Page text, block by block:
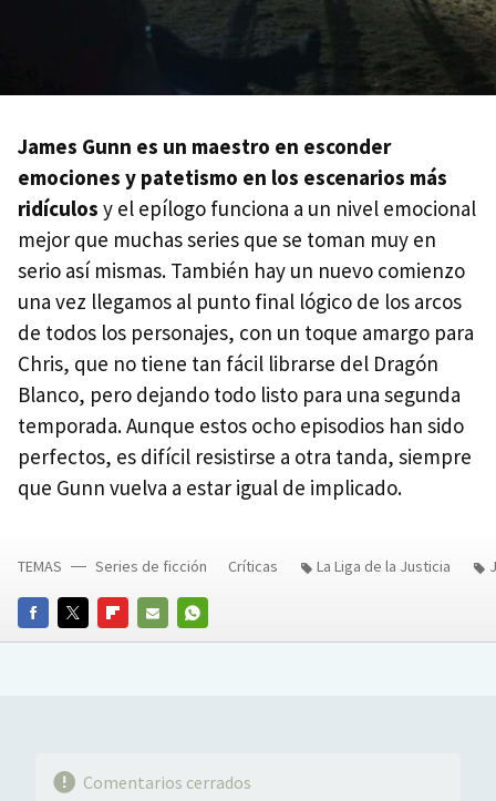
James Gunn es un maestro en esconder
emociones y patetismo en los escenarios más
ridículos y el epílogo funciona a un nivel emocional
mejor que muchas series que se toman muy en
serio así mismas. También hay un nuevo comienzo
una vez llegamos al punto final lógico de los arcos
de todos los personajes, con un toque amargo para
Chris, que no tiene tan fácil librarse del Dragón
Blanco, pero dejando todo listo para una segunda
temporada. Aunque estos ocho episodios han sido
perfectos, es difícil resistirse a otra tanda, siempre
que Gunn vuelva a estar igual de implicado.
FACEBOOKTWITTERFLIPBOARD
E-
WHATSAPP
TEMAS Series de ficción Críticas La Liga de la Justicia
Comentarios cerrados